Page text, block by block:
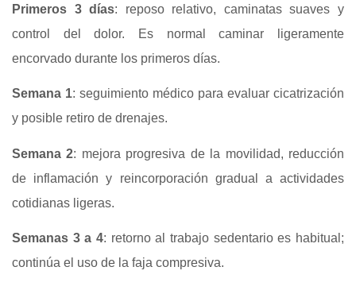
Primeros 3 días: reposo relativo, caminatas suaves y
control del dolor. Es normal caminar ligeramente
encorvado durante los primeros días.
Semana 1: seguimiento médico para evaluar cicatrización
y posible retiro de drenajes.
Semana 2: mejora progresiva de la movilidad, reducción
de inflamación y reincorporación gradual a actividades
cotidianas ligeras.
Semanas 3 a 4: retorno al trabajo sedentario es habitual;
continúa el uso de la faja compresiva.